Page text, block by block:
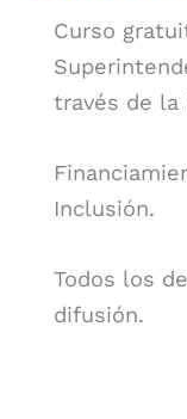
Curso
través de la
Inclusión.
Todos los
difusión.